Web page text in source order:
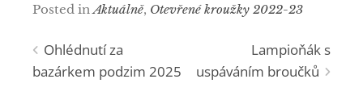
Posted in Aktuálně, Otevřené kroužky 2022-23
Navigace
Ohlédnutí za
bazárkem podzim 2025
Lampioňák s
uspáváním broučků